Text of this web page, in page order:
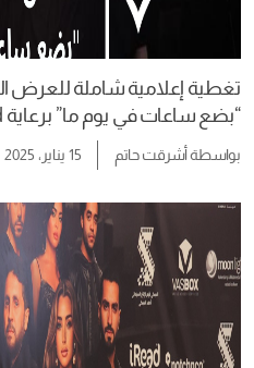
تغطية إعلامية شاملة للعرض
“بضع ساعات في يوم ما” برعاية iRead
بواسطةأشرقت حاتم 15 يناير، 2025